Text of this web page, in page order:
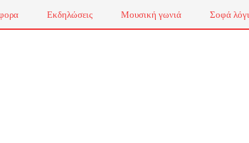
Εκδηλώσεις Μουσική γωνιά Σοφά